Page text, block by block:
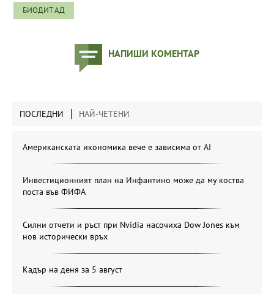
БИОДИТ АД
НАПИШИ КОМЕНТАР
ПОСЛЕДНИ НАЙ-ЧЕТЕНИ
Американската икономика вече е зависима от АІ
Инвестиционният план на Инфантино може да му коства
поста във ФИФА
Силни отчети и ръст при Nvidia насочиха Dow Jones към
нов исторически връх
Кадър на деня за 5 август